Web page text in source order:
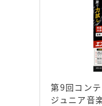
第9回コン
ジュニア音